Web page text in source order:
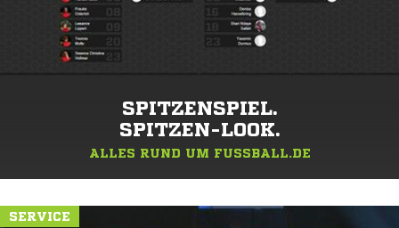
SPITZENSPIEL.
SPITZEN-LOOK.
ALLES RUND UM FUSSBALL.DE
SERVICE